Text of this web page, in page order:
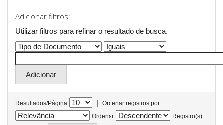
Adicionar filtros:
Utilizar filtros para refinar o resultado de busca.
Resultados/Página |
Ordenar registros por
Ordenar
Registro(s)